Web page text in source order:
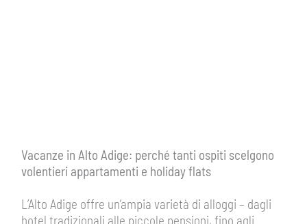
Vacanze in Alto Adige: perché tanti ospiti scelgono
volentieri appartamenti e holiday flats
L’Alto Adige offre un’ampia varietà di alloggi – dagli
hotel tradizionali alle piccole pensioni, fino agli